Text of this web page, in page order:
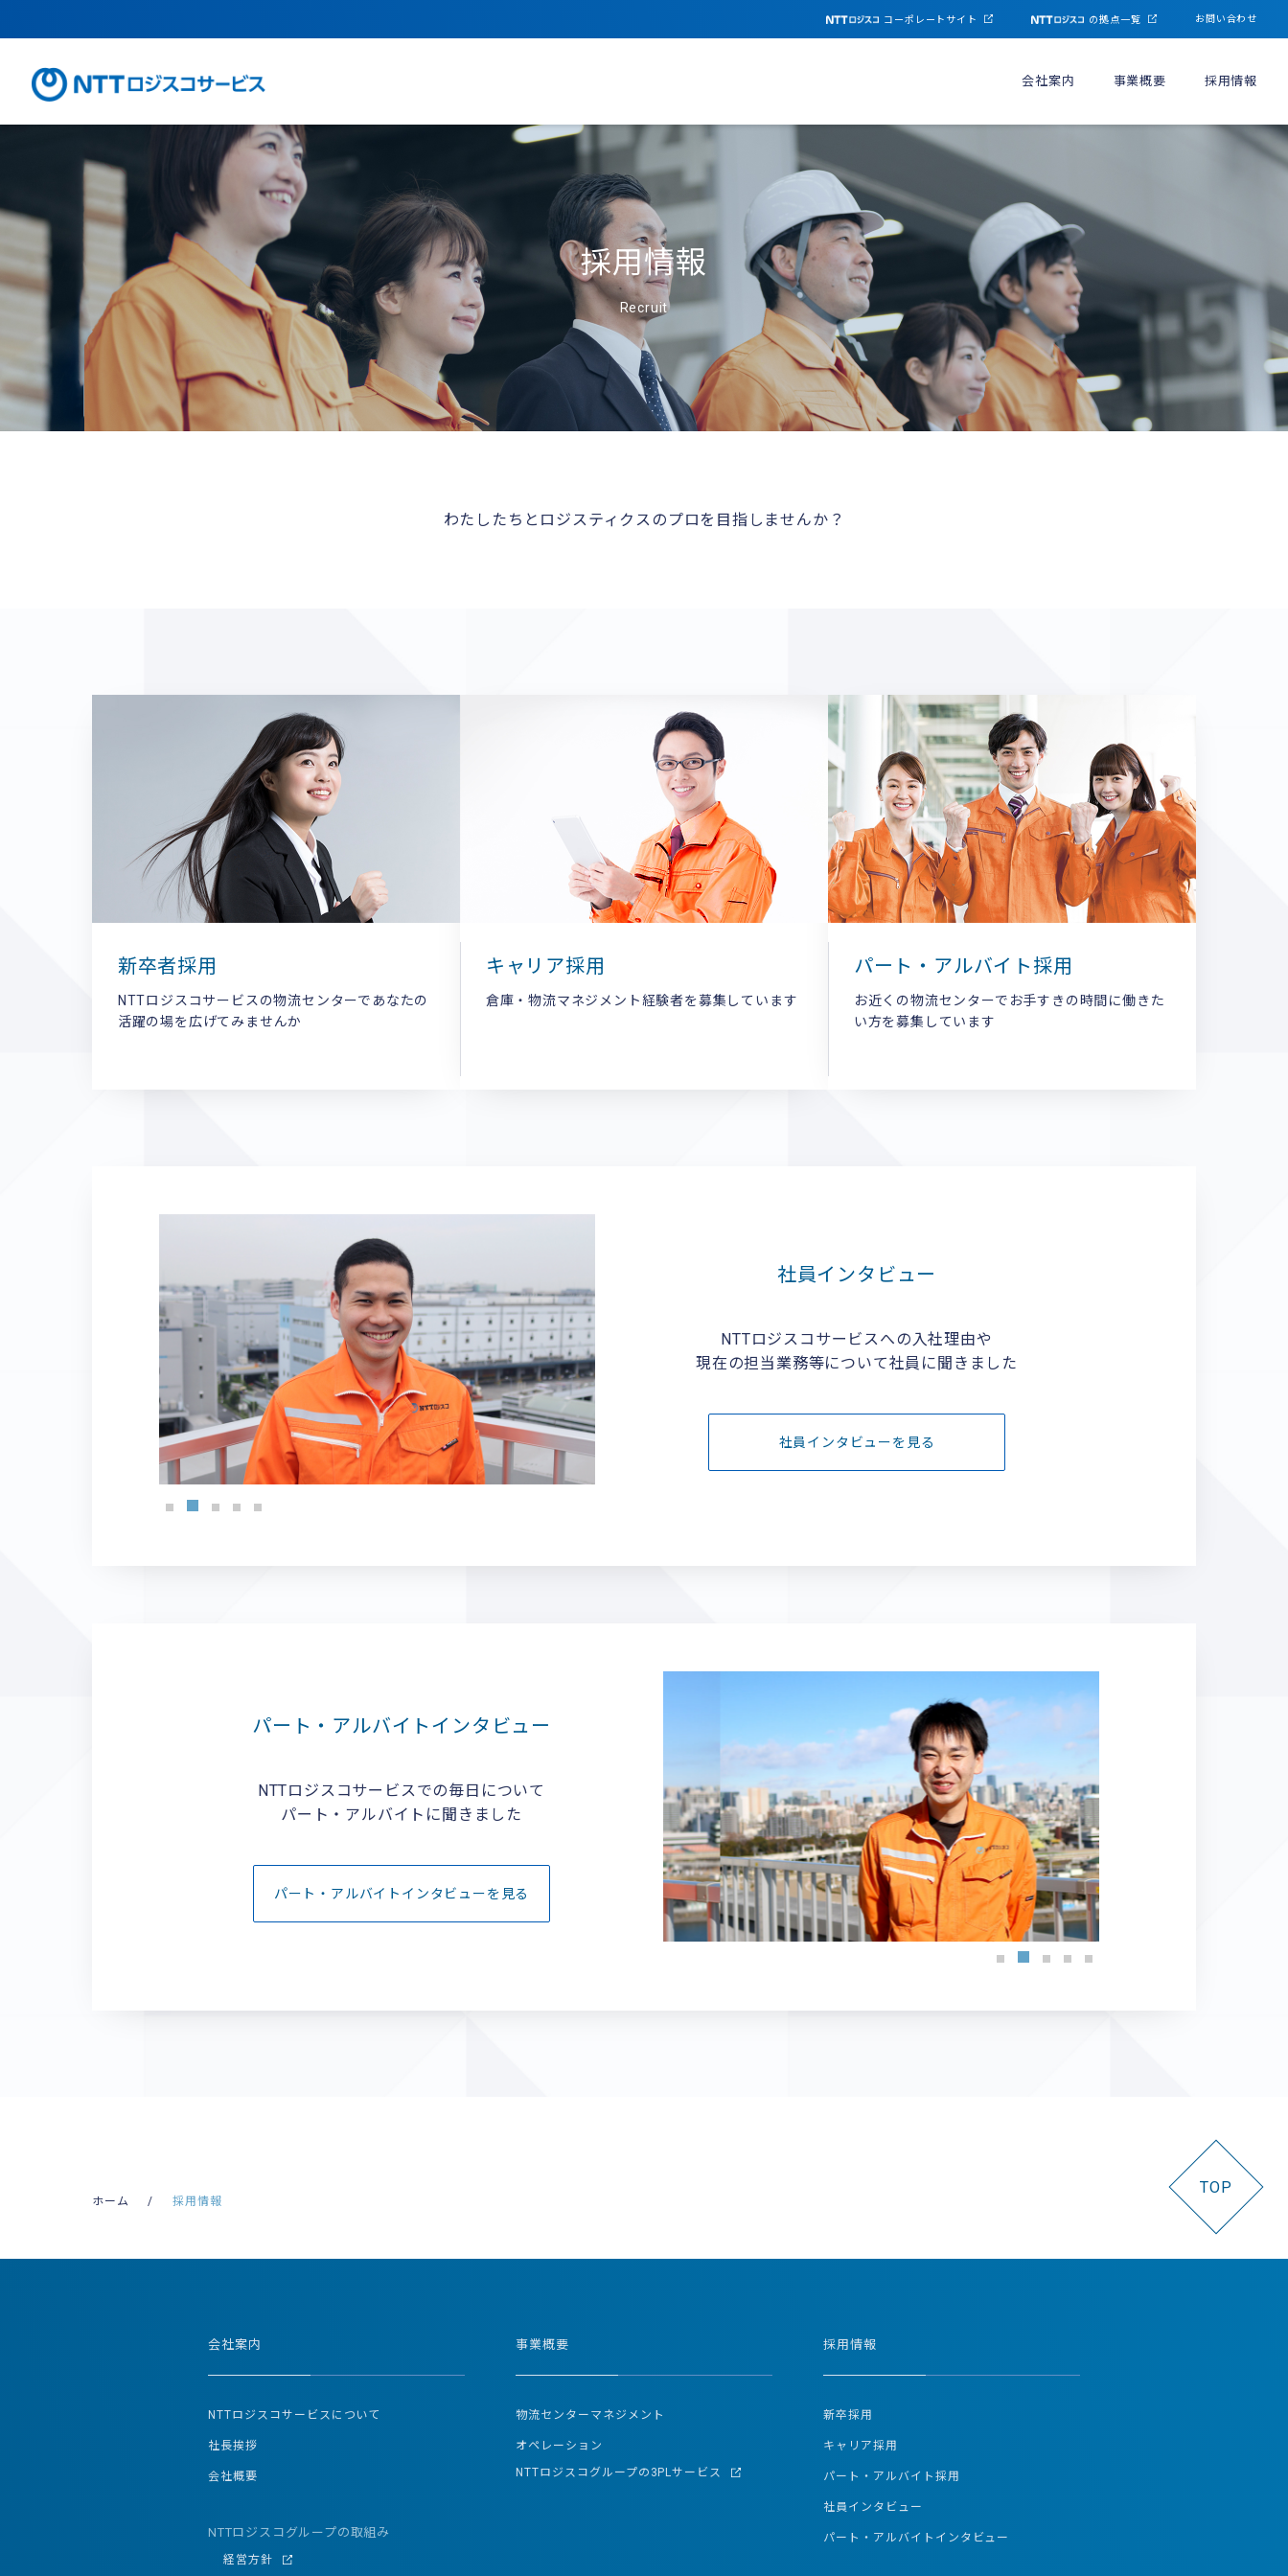
会社案内 事業概要 採用情報
コーポレートサイト の拠点一覧 お問い合わせ
採用情報
Recruit
わたしたちとロジスティクスのプロを目指しませんか？
新卒者採用
NTTロジスコサービスの物流センターであなたの
活躍の場を広げてみませんか
キャリア採用
倉庫・物流マネジメント経験者を募集しています
パート・アルバイト採用
お近くの物流センターでお手すきの時間に働きた
い方を募集しています
社員インタビュー
NTTロジスコサービスへの入社理由や
現在の担当業務等について社員に聞きました
社員インタビューを見る
パート・アルバイト インタビュー
NTTロジスコサービスでの毎日について
パート・アルバイトに聞きました
パート・アルバイトインタビューを見る
ホーム 採用情報
TOP
会社案内
NTTロジスコサービスについて
社長挨拶
会社概要
NTTロジスコグループの取組み
経営方針
事業概要
物流センターマネジメント
オペレーション
NTTロジスコグループの3PLサービス
採用情報
新卒採用
キャリア採用
パート・アルバイト採用
社員インタビュー
パート・アルバイトインタビュー